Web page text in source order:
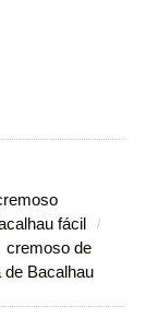
fácil
cremoso de
de Bacalhau